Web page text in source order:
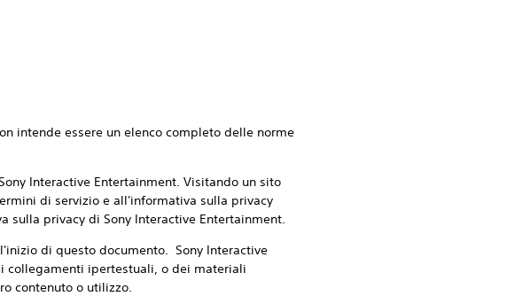
intende essere un elenco completo delle norme
Interactive Entertainment. Visitando un sito
di servizio e all'informativa sulla privacy
privacy di Sony Interactive Entertainment.
di questo documento. Sony Interactive
collegamenti ipertestuali, o dei materiali
contenuto o utilizzo.